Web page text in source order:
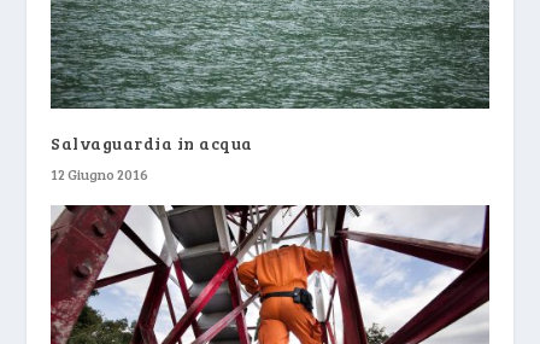
Salvaguardia in acqua
12 Giugno 2016